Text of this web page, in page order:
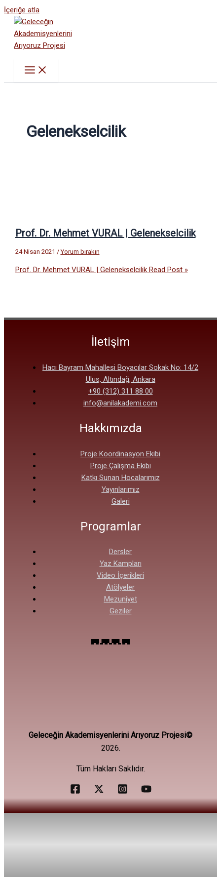
İçeriğe atla
Gelenekselcilik
Prof. Dr. Mehmet VURAL | Gelenekselcilik
24 Nisan 2021 /Yorum bırakın
Prof. Dr. Mehmet VURAL | GelenekselcilikRead Post »
İletişim
Hacı Bayram Mahallesi Boyacılar Sokak No: 14/2
Ulus, Altındağ, Ankara
+90 (312) 311 88 00
info@anilakademi.com
Hakkımızda
Proje Koordinasyon Ekibi
Proje Çalışma Ekibi
Katkı Sunan Hocalarımız
Yayınlarımız
Galeri
Programlar
Dersler
Yaz Kampları
Video İçerikleri
Atölyeler
Mezuniyet
Geziler
Geleceğin Akademisyenlerini Arıyoruz Projesi©
2026.
Tüm Hakları Saklıdır.